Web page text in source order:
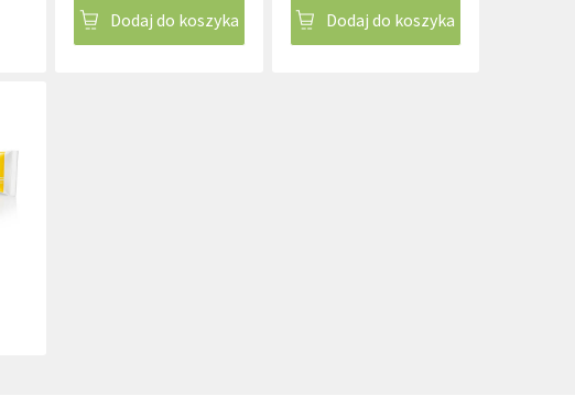
Dodaj do koszyka Dodaj do koszyka